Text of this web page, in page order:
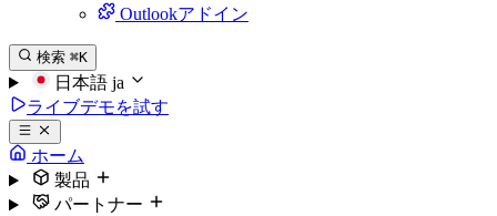
Outlookアドイン
検索 ⌘K
日本語 ja
ライブデモを試す
ホーム
製品
パートナー